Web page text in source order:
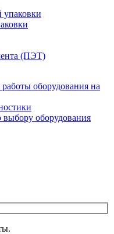
(ПЭТ)
оборудования на
оборудования